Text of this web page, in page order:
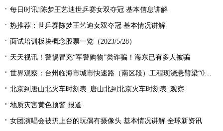
每日时讯!陈梦王艺迪世乒赛女双夺冠 基本信息讲解
热推荐：世乒赛陈梦王艺迪女双夺冠 基本情况讲解
面试培训板块概念股票一览（2023/5/28）
天天视讯！警惕冒充“军警购物”类诈骗！海东已有多人被骗
世界观察：台州临海市城市快速路（南区段）工程现浇悬臂梁“0号块”顺利浇筑
北京到唐山北火车时刻表_唐山北到北京火车时刻表_观察
地质灾害黄色预警 报道
女团演唱会被扔上台的玩偶有摄像头 基本情况讲解 全球新资讯